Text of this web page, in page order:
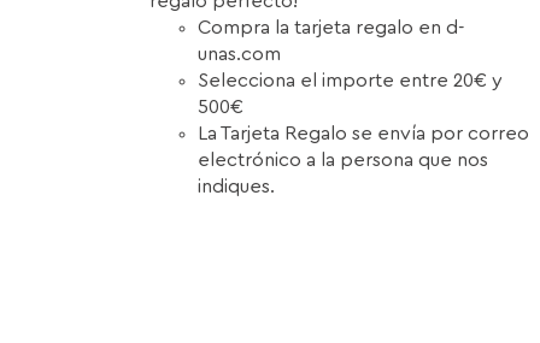
Compra la tarjeta regalo en d-
unas.com
Selecciona el importe entre 20€ y
500€
La Tarjeta Regalo se envía por correo
electrónico a la persona que nos
indiques.